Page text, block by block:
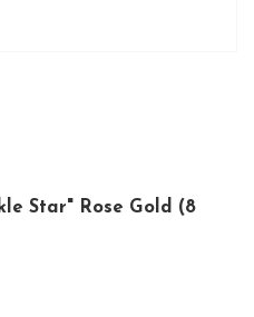
Star" Rose Gold (8